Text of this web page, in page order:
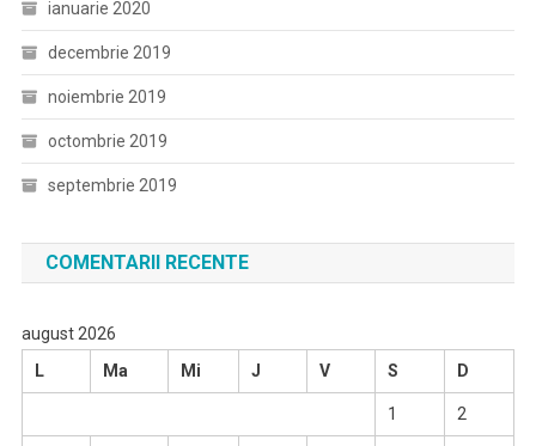
ianuarie 2020
decembrie 2019
noiembrie 2019
octombrie 2019
septembrie 2019
COMENTARII RECENTE
august 2026
L
Ma Mi J V S D
1 2